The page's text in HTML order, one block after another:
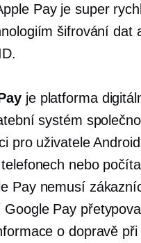
Pay je super
šifrování dat
je platforma
systém
pro uživatele
nebo
Pay nemusí
Google Pay
o dopravě při